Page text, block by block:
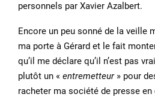
personnels par Xavier Azalbert.
Encore un peu sonné de la veille
ma porte à Gérard et le fait
qu’il me déclare qu’il n’est pas
plutôt un « entremetteur » pour
racheter ma société de presse en